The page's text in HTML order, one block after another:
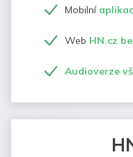
Mobilní
Web HN.cz
Audioverze